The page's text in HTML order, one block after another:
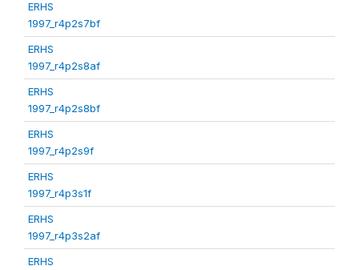
ERHS
1997_r4p2s7bf
ERHS
1997_r4p2s8af
ERHS
1997_r4p2s8bf
ERHS
1997_r4p2s9f
ERHS
1997_r4p3s1f
ERHS
1997_r4p3s2af
ERHS